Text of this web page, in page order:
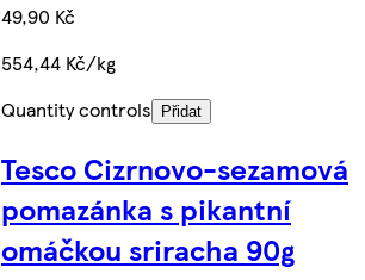
49,90 Kč
554,44 Kč/kg
Quantity controls
Přidat
Tesco Cizrnovo-sezamová
pomazánka s pikantní
omáčkou sriracha 90g